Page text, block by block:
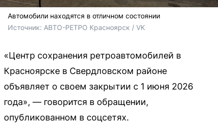
Автомобили находятся в отличном состоянии
Источник: АВТО-РЕТРО Красноярск / VK
«Центр сохранения ретроавтомобилей в
Красноярске в Свердловском районе
объявляет о своем закрытии с 1 июня 2026
года», — говорится в обращении,
опубликованном в соцсетях.